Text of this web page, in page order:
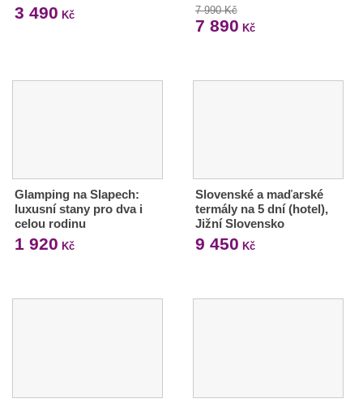
3 490 Kč 7 990 Kč
7 890 Kč
Glamping na Slapech:
luxusní stany pro dva i
celou rodinu
1 920 Kč
Slovenské a maďarské
termály na 5 dní (hotel),
Jižní Slovensko
9 450 Kč